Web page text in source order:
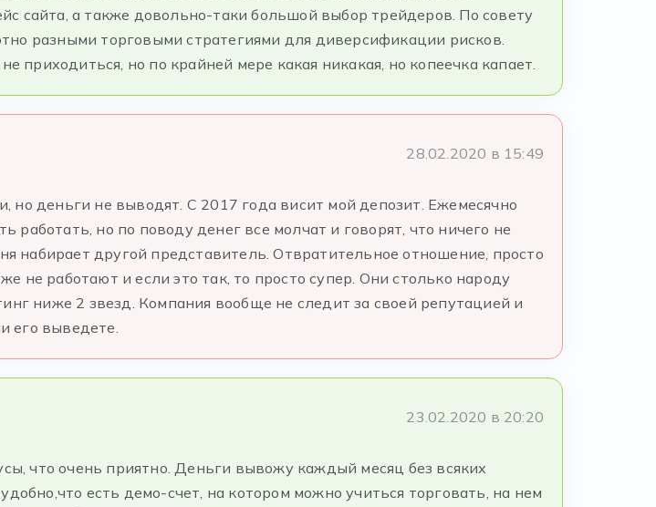
сайта, а также довольно-таки большой выбор трейдеров. По совету
разными торговыми стратегиями для диверсификации рисков.
приходиться, но по крайней мере какая никакая, но копеечка капает.
28.02.2020 в 15:49
деньги не выводят. С 2017 года висит мой депозит. Ежемесячно
но по поводу денег все молчат и говорят, что ничего не
набирает другой представитель. Отвратительное отношение, просто
не работают и если это так, то просто супер. Они столько народу
ниже 2 звезд. Компания вообще не следит за своей репутацией и
его выведете.
23.02.2020 в 20:20
что очень приятно. Деньги вывожу каждый месяц без всяких
есть демо-счет, на котором можно учиться торговать, на нем